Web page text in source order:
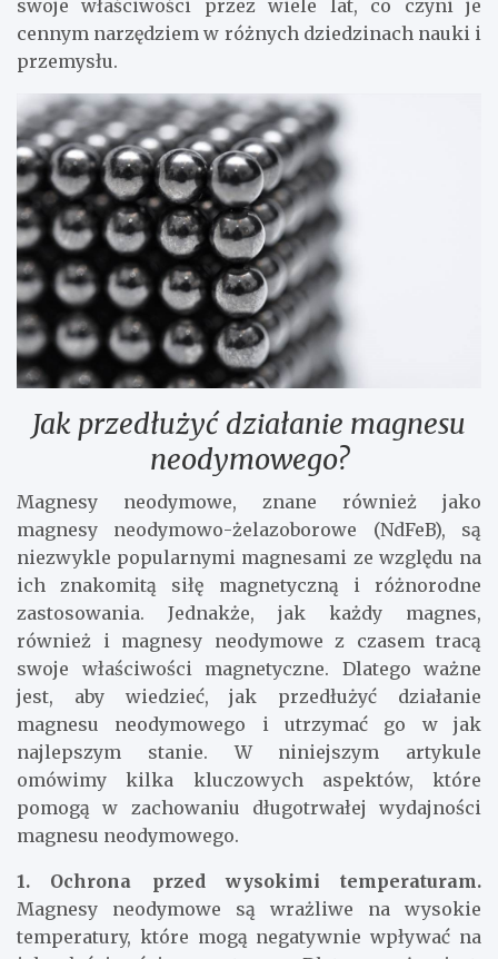
swoje właściwości przez wiele lat, co czyni je
cennym narzędziem w różnych dziedzinach nauki i
przemysłu.
Jak przedłużyć działanie magnesu
neodymowego?
Magnesy neodymowe, znane również jako
magnesy neodymowo-żelazoborowe (NdFeB), są
niezwykle popularnymi magnesami ze względu na
ich znakomitą siłę magnetyczną i różnorodne
zastosowania. Jednakże, jak każdy magnes,
również i magnesy neodymowe z czasem tracą
swoje właściwości magnetyczne. Dlatego ważne
jest, aby wiedzieć, jak przedłużyć działanie
magnesu neodymowego i utrzymać go w jak
najlepszym stanie. W niniejszym artykule
omówimy kilka kluczowych aspektów, które
pomogą w zachowaniu długotrwałej wydajności
magnesu neodymowego.
1. Ochrona przed wysokimi temperaturam.
Magnesy neodymowe są wrażliwe na wysokie
temperatury, które mogą negatywnie wpływać na